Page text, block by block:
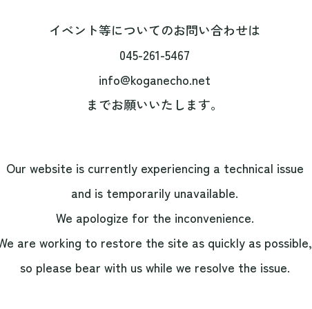
イベント等についてのお問い合わせは
045-261-5467
info@koganecho.net
までお願いいたします。
Our website is currently experiencing a technical issue
and is temporarily unavailable.
We apologize for the inconvenience.
are working to restore the site as quickly as possible,
so please bear with us while we resolve the issue.